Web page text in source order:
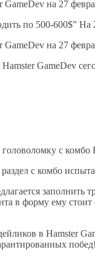
по 500-600$”
GameDev
с комбо
с комбо
заполнить
в форму ему
в Hamster
побед!